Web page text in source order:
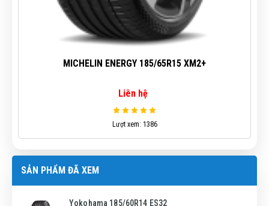
MICHELIN ENERGY 185/65R15 XM2+
Liên hệ
Lượt xem: 1386
SẢN PHẨM ĐÃ XEM
Yokohama 185/60R14 ES32